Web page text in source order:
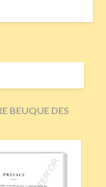
BEUQUE DES